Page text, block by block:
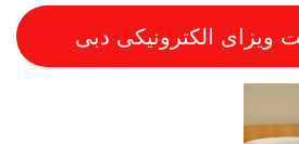
ویزای الکترونیکی دبی